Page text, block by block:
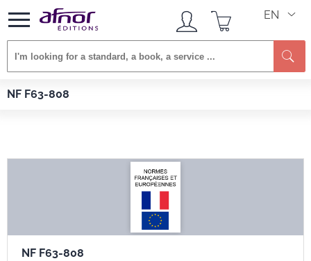
EN
NF F63-808
Afnor EDITIONS
NF F63-808